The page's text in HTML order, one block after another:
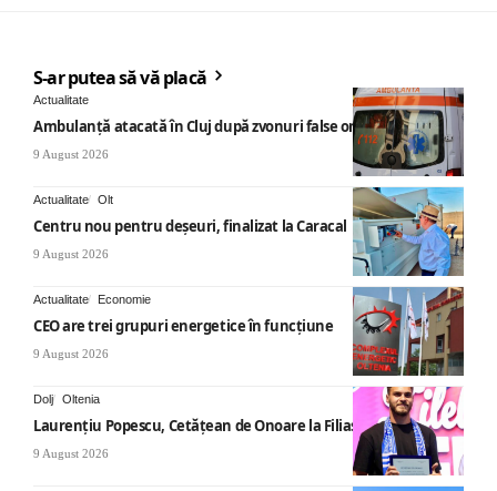
S-ar putea să vă placă
Actualitate
Ambulanță atacată în Cluj după zvonuri false online
9 August 2026
Actualitate Olt
Centru nou pentru deșeuri, finalizat la Caracal
9 August 2026
Actualitate Economie
CEO are trei grupuri energetice în funcțiune
9 August 2026
Dolj Oltenia
Laurențiu Popescu, Cetățean de Onoare la Filiași
9 August 2026